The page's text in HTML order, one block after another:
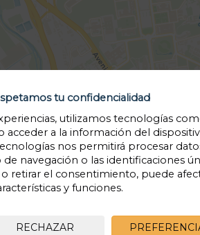
tu confidencialidad
utilizamos tecnologías
acceder a la información del
nos permitirá procesar
navegación o las identificaciones
retirar el consentimiento, puede
y funciones.
RECHAZAR